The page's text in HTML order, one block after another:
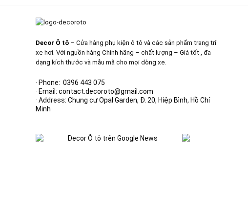
Decor Ô tô– Cửa hàng phụ kiện ô tô và các sản phẩm trang trí
xe hơi. Với nguồn hàng Chính hãng – chất lượng – Giá tốt , đa
dạng kích thước và mẫu mã cho mọi dòng xe.
· Phone: 0396 443 075
· Email: contact.decoroto@gmail.com
· Address: Chung cư Opal Garden, Đ. 20, Hiệp Bình, Hồ Chí
Minh